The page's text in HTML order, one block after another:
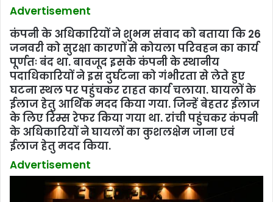
Advertisement
कंपनी के अधिकारियों ने शुभम संवाद को बताया कि 26
जनवरी को सुरक्षा कारणों से कोयला परिवहन का कार्य
पूर्णतः बंंद था. बावजूद इसके कंपनी के स्थानीय
पदाधिकारियों ने इस दुर्घटना को गंभीरता से लेते हुए
घटना स्थल पर पहुंचकर राहत कार्य चलाया. घायलों के
ईलाज हेतु आर्थिक मदद किया गया. जिन्‍हें बेहतर ईलाज
के लिए रिम्स रेफर किया गया था. रांची पहुंचकर कंपनी
के अधिकारियों ने घायलों का कुशलक्षेम जाना एवं
ईलाज हेतु मदद किया.
Advertisement